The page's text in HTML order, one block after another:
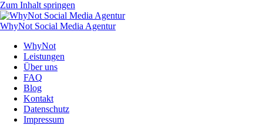
Zum Inhalt springen
WhyNot Social Media Agentur
WhyNot
Leistungen
Über uns
FAQ
Blog
Kontakt
Datenschutz
Impressum